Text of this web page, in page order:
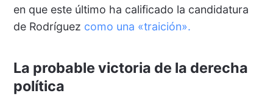
en que este último ha calificado la candidatura
de Rodríguez como una «traición».
La probable victoria de la derecha
política